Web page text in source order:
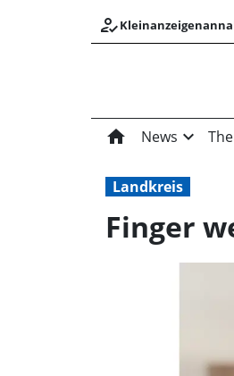
how_to_reg
home News expand_more
Landkreis
Finger